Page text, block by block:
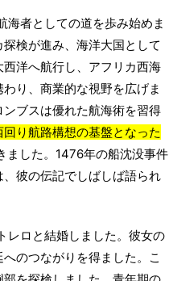
海者としての道を歩み始めま
検が進み、海洋大国として
洋へ航行し、アフリカ西海
り、商業的な視野を広げま
ブスは優れた航海術を習得
り航路構想の基盤となった
ました。1476年の船沈没事件
彼の伝記でしばしば語られ
レロと結婚しました。彼女の
のつながりを得ました。こ